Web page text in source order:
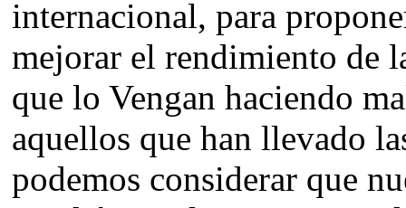
internacional, para
mejorar el rendimiento de
que lo Vengan haciendo
aquellos que han llevado
podemos considerar que